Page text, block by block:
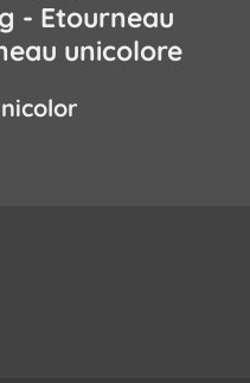
- Etourneau
unicolore